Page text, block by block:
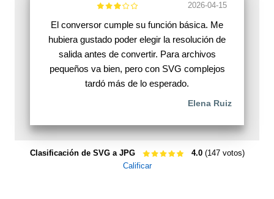
2026-04-15
El conversor cumple su función básica. Me
hubiera gustado poder elegir la resolución de
salida antes de convertir. Para archivos
pequeños va bien, pero con SVG complejos
tardó más de lo esperado.
Elena Ruiz
Clasificación de SVG a JPG 4.0(147 votos)
Calificar